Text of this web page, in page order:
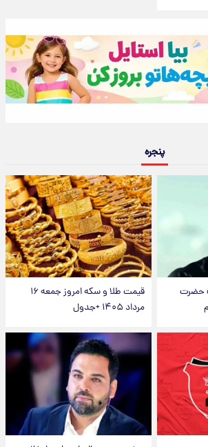
پنجره
حضرت
قیمت طلا و سکه امروز جمعه ۱۶
مرداد ۱۴۰۵ +جدول